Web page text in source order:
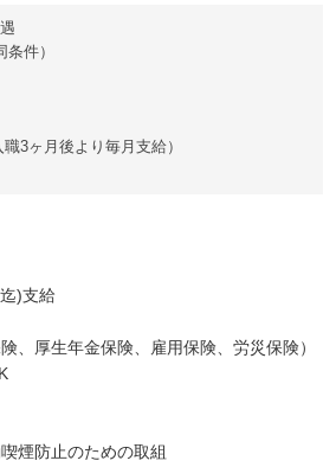
件）
3ヶ月後より毎月支給）
)支給
、厚生年金保険、雇用保険、労災保険）
煙防止のための取組